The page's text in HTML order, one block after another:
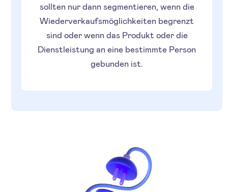
sollten nur dann segmentieren, wenn die
Wiederverkaufsmöglichkeiten begrenzt
sind oder wenn das Produkt oder die
Dienstleistung an eine bestimmte Person
gebunden ist.